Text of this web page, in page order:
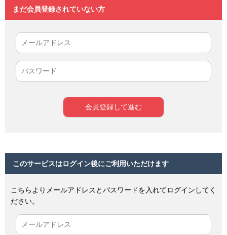
まだ会員登録されていない方
このサービスはログイン後にご利用いただけます
こちらよりメールアドレスとパスワードを入れてログインしてく
ださい。